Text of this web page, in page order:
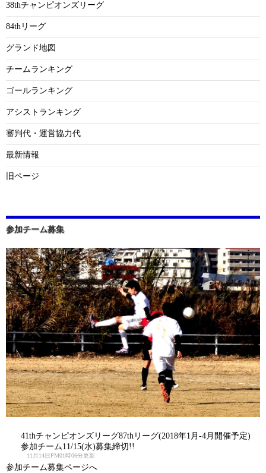
38thチャンピオンズリーグ
84thリーグ
グランド地図
チームランキング
ゴールランキング
アシストランキング
審判代・運営協力代
最新情報
旧ページ
参加チーム募集
41thチャンピオンズリーグ87thリーグ(2018年1月-4月開催予定)
参加チーム11/15(水)募集締切!!
11月14日PM01時06分更新
参加チーム募集ページへ